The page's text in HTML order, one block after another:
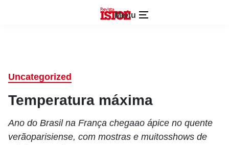
Menu
Uncategorized
Temperatura máxima
Ano do Brasil na França chegaao ápice no quente
verãoparisiense, com mostras e muitosshows de